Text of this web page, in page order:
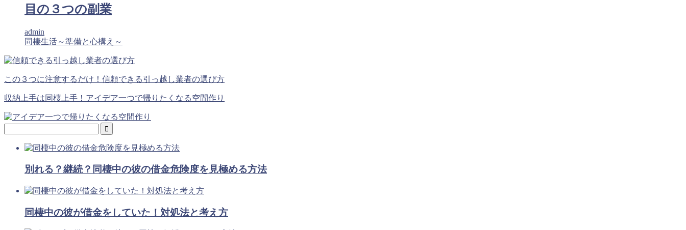
目の３つの副業
admin
同棲生活～準備と心構え～
この３つに注意するだけ！信頼できる引っ越し業者の選び方
収納上手は同棲上手！アイデア一つで帰りたくなる空間作り
別れる？継続？同棲中の彼の借金危険度を見極める方法
同棲中の彼が借金をしていた！対処法と考え方